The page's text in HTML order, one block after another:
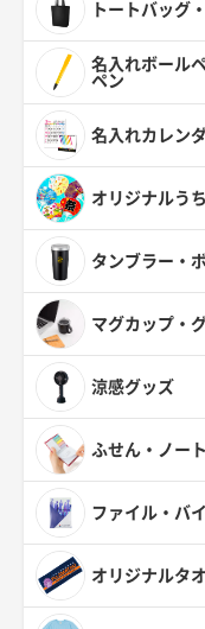
トートバッグ
名入れボール
ペン
名入れカレン
オリジナルう
タンブラー・
マグカップ・
涼感グッズ
ふせん・ノー
ファイル・バ
オリジナルタ